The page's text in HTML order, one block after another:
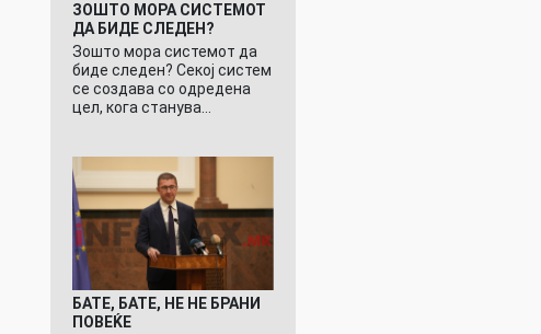
ЗОШТО МОРА СИСТЕМОТ
ДА БИДЕ СЛЕДЕН?
Зошто мора системот да
биде следен? Секој систем
се создава со одредена
цел, кога станува…
БАТЕ, БАТЕ, НЕ НЕ БРАНИ
ПОВЕЌЕ